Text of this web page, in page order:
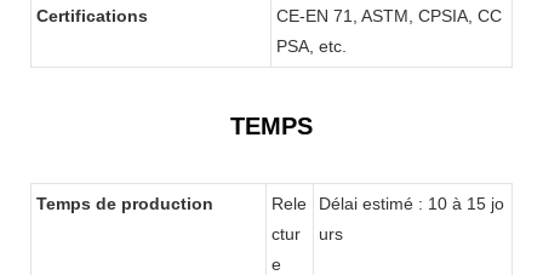
Certifications
CE-EN 71, ASTM, CPSIA, CC
PSA, etc.
TEMPS
Temps de production
Rele
ctur
e
Délai estimé : 10 à 15 jo
urs